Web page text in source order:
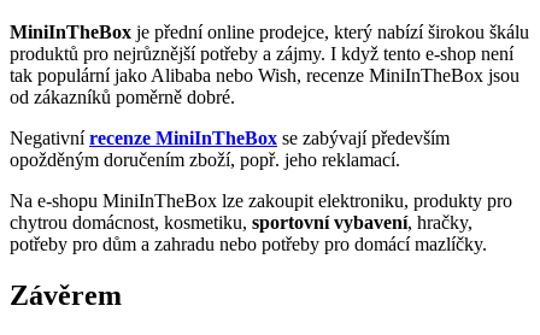
MiniInTheBox je přední online prodejce, který nabízí širokou škálu
produktů pro nejrůznější potřeby a zájmy. I když tento e-shop není
tak populární jako Alibaba nebo Wish, recenze MiniInTheBox jsou
od zákazníků poměrně dobré.
Negativnírecenze MiniInTheBox se zabývají především
opožděným doručením zboží, popř. jeho reklamací.
Na e-shopu MiniInTheBox lze zakoupit elektroniku, produkty pro
chytrou domácnost, kosmetiku, sportovní vybavení, hračky,
potřeby pro dům a zahradu nebo potřeby pro domácí mazlíčky.
Závěrem